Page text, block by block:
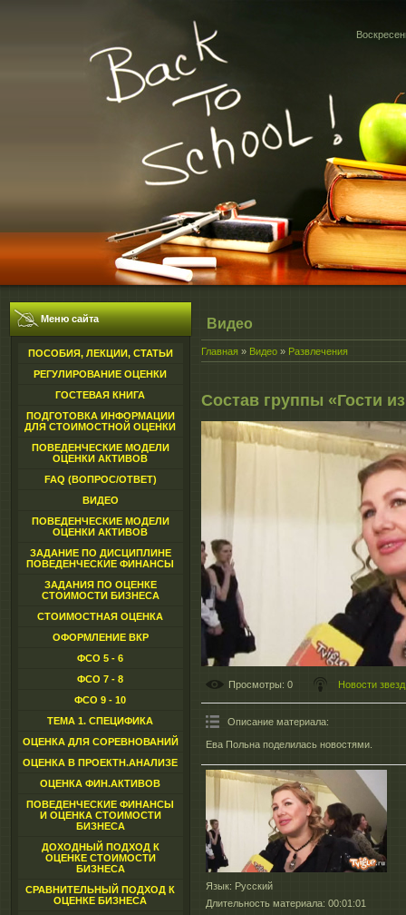
Меню сайта
ПОСОБИЯ, ЛЕКЦИИ, СТАТЬИ
РЕГУЛИРОВАНИЕ ОЦЕНКИ
ГОСТЕВАЯ КНИГА
ПОДГОТОВКА ИНФОРМАЦИИ
ДЛЯ СТОИМОСТНОЙ ОЦЕНКИ
ПОВЕДЕНЧЕСКИЕ МОДЕЛИ
ОЦЕНКИ АКТИВОВ
FAQ (ВОПРОС/ОТВЕТ)
ВИДЕО
ПОВЕДЕНЧЕСКИЕ МОДЕЛИ
ОЦЕНКИ АКТИВОВ
ЗАДАНИЕ ПО ДИСЦИПЛИНЕ
ПОВЕДЕНЧЕСКИЕ ФИНАНСЫ
ЗАДАНИЯ ПО ОЦЕНКЕ
СТОИМОСТИ БИЗНЕСА
СТОИМОСТНАЯ ОЦЕНКА
ОФОРМЛЕНИЕ ВКР
ФСО 5 - 6
ФСО 7 - 8
ФСО 9 - 10
ТЕМА 1. СПЕЦИФИКА
ОЦЕНКА ДЛЯ СОРЕВНОВАНИЙ
ОЦЕНКА В ПРОЕКТН.АНАЛИЗЕ
ОЦЕНКА ФИН.АКТИВОВ
ПОВЕДЕНЧЕСКИЕ ФИНАНСЫ
И ОЦЕНКА СТОИМОСТИ
БИЗНЕСА
ДОХОДНЫЙ ПОДХОД К
ОЦЕНКЕ СТОИМОСТИ
БИЗНЕСА
СРАВНИТЕЛЬНЫЙ ПОДХОД К
ОЦЕНКЕ БИЗНЕСА
Видео
Главная » Видео » Развлечения
Состав группы «Гости
Просмотры: 0 Новости звезд
Описание материала:
Ева Польна поделилась новостями.
Язык: Русский
Длительность материала: 00:01:01